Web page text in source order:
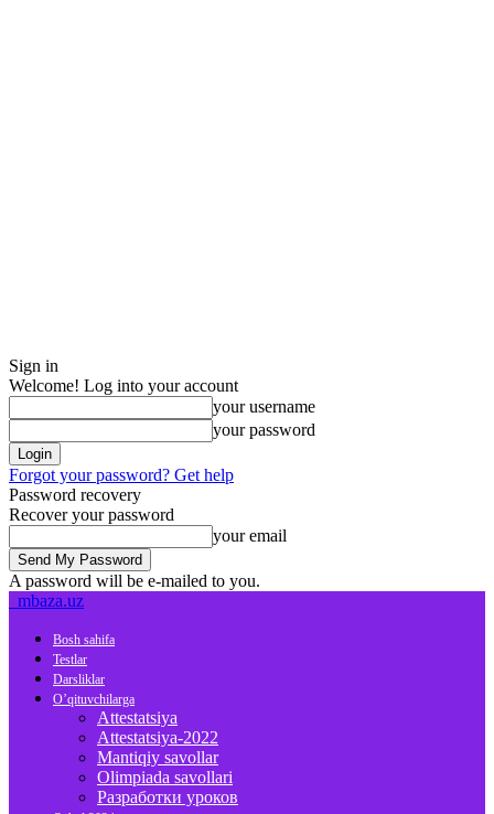
Sign in
Welcome! Log into your account
your username
your password
Forgot your password? Get help
Password recovery
Recover your password
your email
A password will be e-mailed to you.
mbaza.uz
Bosh sahifa
Testlar
Darsliklar
O’qituvchilarga
Attestatsiya
Attestatsiya-2022
Mantiqiy savollar
Olimpiada savollari
Разработки уроков